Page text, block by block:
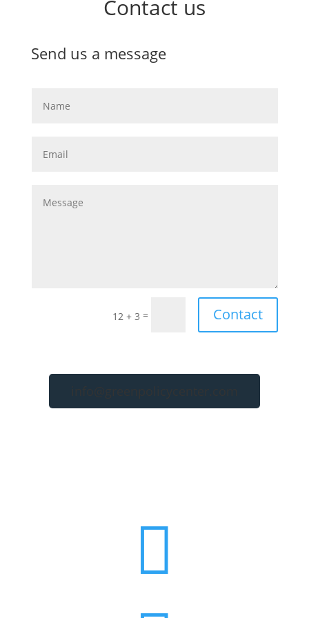
Contact us
Send us a message
12 + 3 = Contact
